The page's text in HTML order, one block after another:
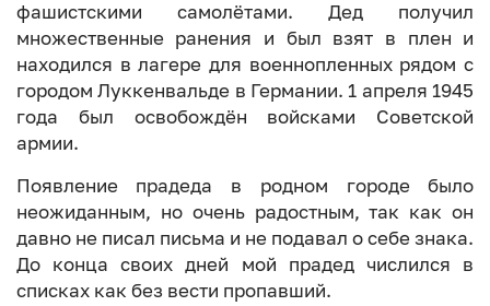
фашистскими самолётами. Дед получил
множественные ранения и был взят в плен и
находился в лагере для военнопленных рядом с
городом Луккенвальде в Германии. 1 апреля 1945
года был освобождён войсками Советской
армии.
Появление прадеда в родном городе было
неожиданным, но очень радостным, так как он
давно не писал письма и не подавал о себе знака.
До конца своих дней мой прадед числился в
списках как без вести пропавший.